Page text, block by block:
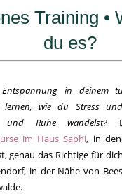
Training •
du es?
in deinem
lernen, wie du Stress
und Ruhe wandelst?
im Haus Saphi, in
genau das Richtige für
in der Nähe von